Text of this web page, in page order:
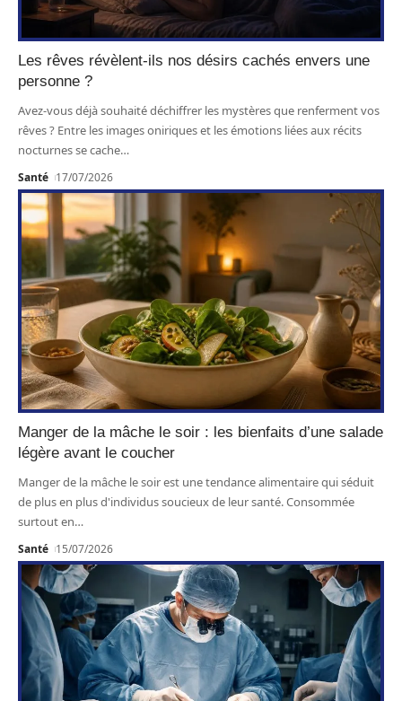
Les rêves révèlent-ils nos désirs cachés envers une
personne ?
Avez-vous déjà souhaité déchiffrer les mystères que renferment vos
rêves ? Entre les images oniriques et les émotions liées aux récits
nocturnes se cache…
Santé 17/07/2026
Manger de la mâche le soir : les bienfaits d’une salade
légère avant le coucher
Manger de la mâche le soir est une tendance alimentaire qui séduit
de plus en plus d'individus soucieux de leur santé. Consommée
surtout en…
Santé 15/07/2026